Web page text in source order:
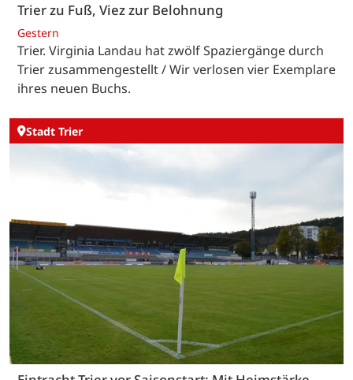
Trier zu Fuß, Viez zur Belohnung
Gestern
Trier. Virginia Landau hat zwölf Spaziergänge durch
Trier zusammengestellt / Wir verlosen vier Exemplare
ihres neuen Buchs.
Stadt Trier